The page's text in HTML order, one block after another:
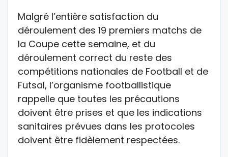
Malgré l’entière satisfaction du
déroulement des 19 premiers matchs de
la Coupe cette semaine, et du
déroulement correct du reste des
compétitions nationales de Football et de
Futsal, l’organisme footballistique
rappelle que toutes les précautions
doivent être prises et que les indications
sanitaires prévues dans les protocoles
doivent être fidèlement respectées.